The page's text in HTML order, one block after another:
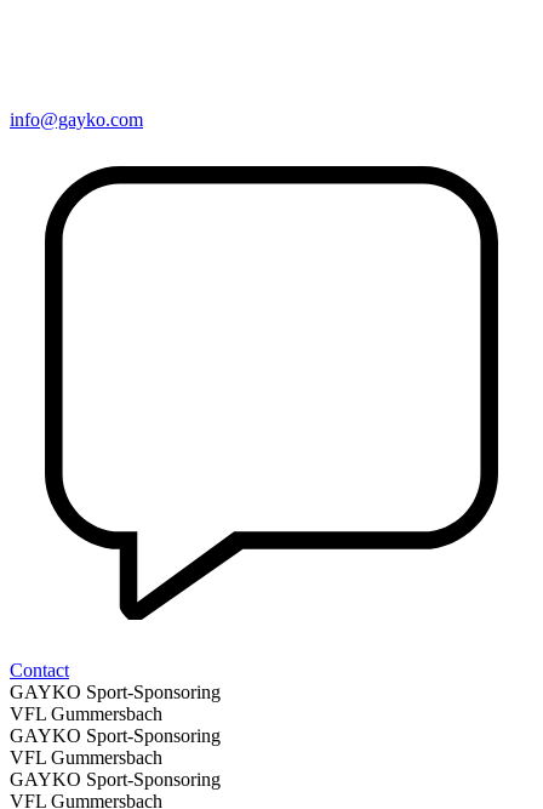
info@gayko.com
Contact
GAYKO Sport-Sponsoring
VFL Gummersbach
GAYKO Sport-Sponsoring
VFL Gummersbach
GAYKO Sport-Sponsoring
VFL Gummersbach